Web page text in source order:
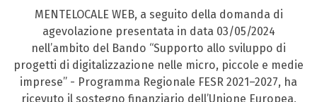
MENTELOCALE WEB, a seguito della domanda di
agevolazione presentata in data 03/05/2024
nell’ambito del Bando “Supporto allo sviluppo di
progetti di digitalizzazione nelle micro, piccole e medie
imprese” - Programma Regionale FESR 2021–2027, ha
ricevuto il sostegno finanziario dell’Unione Europea,